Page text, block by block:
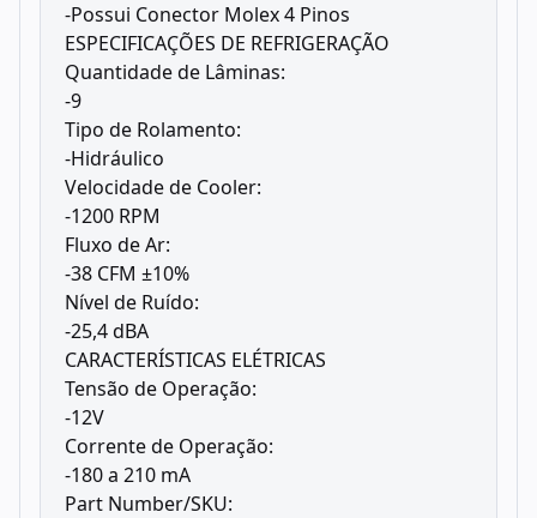
-Possui Conector Molex 4 Pinos
ESPECIFICAÇÕES DE REFRIGERAÇÃO
Quantidade de Lâminas:
-9
Tipo de Rolamento:
-Hidráulico
Velocidade de Cooler:
-1200 RPM
Fluxo de Ar:
-38 CFM ±10%
Nível de Ruído:
-25,4 dBA
CARACTERÍSTICAS ELÉTRICAS
Tensão de Operação:
-12V
Corrente de Operação:
-180 a 210 mA
Part Number/SKU: